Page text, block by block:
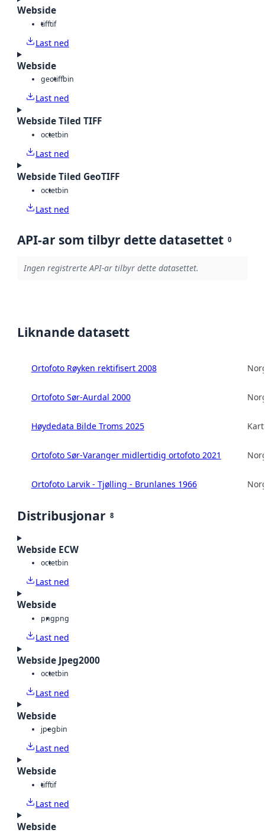
Webside
tifftif
Last ned
Webside
geotiffbin
Last ned
Webside Tiled TIFF
octetbin
Last ned
Webside Tiled GeoTIFF
octetbin
Last ned
API-ar som tilbyr dette datasettet 0
Ingen registrerte API-ar tilbyr dette datasettet.
Liknande datasett
Ortofoto Røyken rektifisert 2008
Ortofoto Sør-Aurdal 2000
Høydedata Bilde Troms 2025
Ortofoto Sør-Varanger midlertidig ortofoto 2021
Ortofoto Larvik - Tjølling - Brunlanes 1966
Distribusjonar 8
Webside ECW
octetbin
Last ned
Webside
pngpng
Last ned
Webside Jpeg2000
octetbin
Last ned
Webside
jpegbin
Last ned
Webside
tifftif
Last ned
Webside